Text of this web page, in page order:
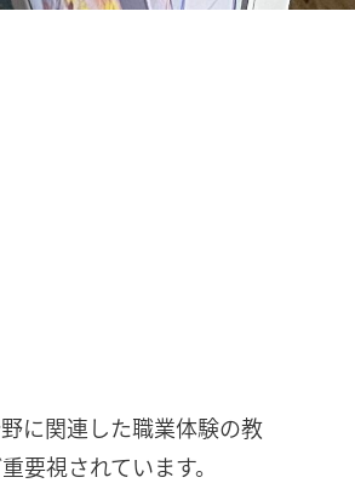
に関連した職業体験の教
要視されています。